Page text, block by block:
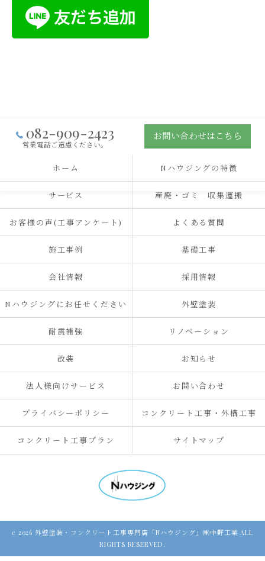
082-909-2423
営業電話ご遠慮ください。
お問い合わせはこちら
ホーム Nハウジングの特徴
サービス 産廃・ゴミ 収集運搬
お客様の声(工事アンケート) よくある質問
施工事例 基礎工事
会社情報 採用情報
Nハウジングにお任せください 外壁塗装
耐震補強 リノベーション
改装 お知らせ
法人様向けサービス お問い合わせ
プライバシーポリシー コンクリート工事・外構工事
コンクリート工事プラン サイトマップ
c 2026 外壁塗装・コンクリート工事専門店「Nハウジング」㈱中野工業 ALL
RIGHTS RESERVED.